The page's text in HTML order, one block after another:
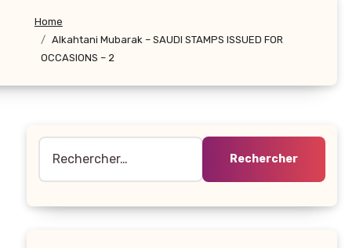
Home
Alkahtani Mubarak – SAUDI STAMPS ISSUED FOR
OCCASIONS – 2